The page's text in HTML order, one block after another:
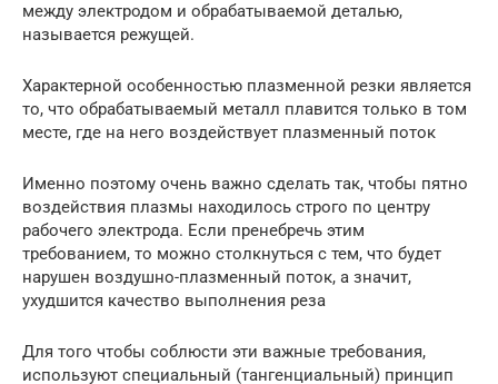
между электродом и обрабатываемой деталью,
называется режущей.
Характерной особенностью плазменной резки является
то, что обрабатываемый металл плавится только в том
месте, где на него воздействует плазменный поток
Именно поэтому очень важно сделать так, чтобы пятно
воздействия плазмы находилось строго по центру
рабочего электрода. Если пренебречь этим
требованием, то можно столкнуться с тем, что будет
нарушен воздушно-плазменный поток, а значит,
ухудшится качество выполнения реза
Для того чтобы соблюсти эти важные требования,
используют специальный (тангенциальный) принцип